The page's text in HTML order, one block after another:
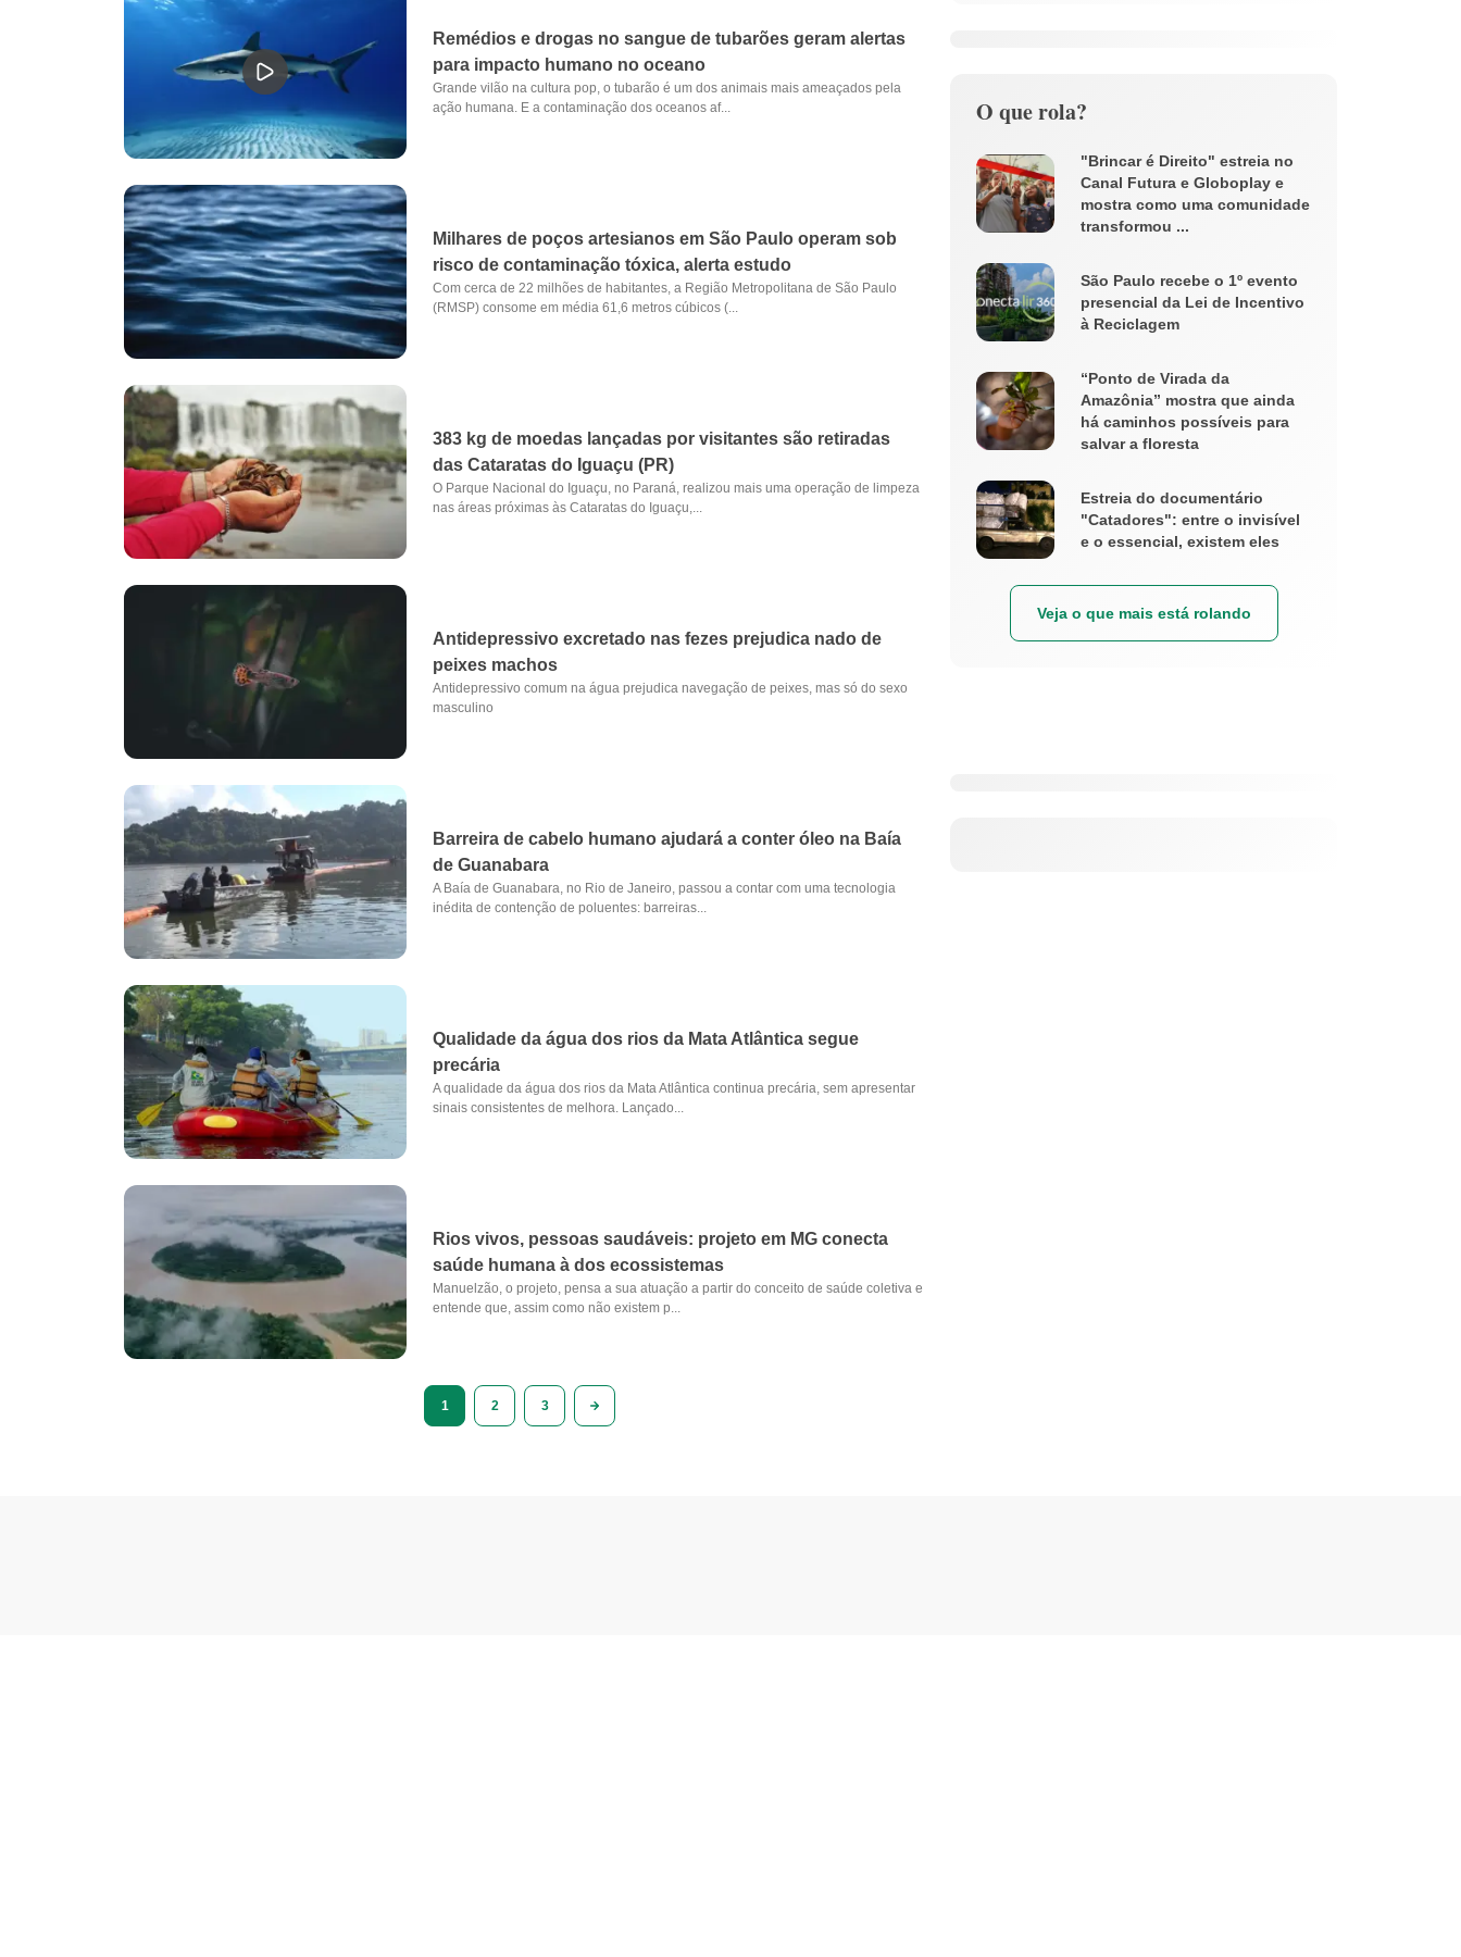
Remédios e drogas no sangue de tubarões geram alertas
para impacto humano no oceano
Grande vilão na cultura pop, o tubarão é um dos animais mais ameaçados pela
ação humana. E a contaminação dos oceanos af...
Milhares de poços artesianos em São Paulo operam sob
risco de contaminação tóxica, alerta estudo
Com cerca de 22 milhões de habitantes, a Região Metropolitana de São Paulo
(RMSP) consome em média 61,6 metros cúbicos (...
383 kg de moedas lançadas por visitantes são retiradas
das Cataratas do Iguaçu (PR)
O Parque Nacional do Iguaçu, no Paraná, realizou mais uma operação de limpeza
nas áreas próximas às Cataratas do Iguaçu,...
Antidepressivo excretado nas fezes prejudica nado de
peixes machos
Antidepressivo comum na água prejudica navegação de peixes, mas só do sexo
masculino
Barreira de cabelo humano ajudará a conter óleo na Baía
de Guanabara
A Baía de Guanabara, no Rio de Janeiro, passou a contar com uma tecnologia
inédita de contenção de poluentes: barreiras...
Qualidade da água dos rios da Mata Atlântica segue
precária
A qualidade da água dos rios da Mata Atlântica continua precária, sem apresentar
sinais consistentes de melhora. Lançado...
Rios vivos, pessoas saudáveis: projeto em MG conecta
saúde humana à dos ecossistemas
Manuelzão, o projeto, pensa a sua atuação a partir do conceito de saúde coletiva e
entende que, assim como não existem p...
1 2 3
O que rola?
"Brincar é Direito" estreia no
Canal Futura e Globoplay e
mostra como uma comunidade
transformou ...
São Paulo recebe o 1º evento
presencial da Lei de Incentivo
à Reciclagem
“Ponto de Virada da
Amazônia” mostra que ainda
há caminhos possíveis para
salvar a floresta
Estreia do documentário
"Catadores": entre o invisível
e o essencial, existem eles
Veja o que mais está rolando